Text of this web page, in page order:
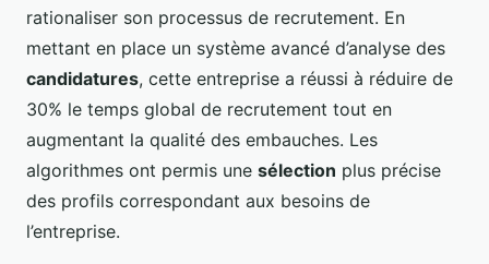
rationaliser son processus de recrutement. En
mettant en place un système avancé d’analyse des
candidatures, cette entreprise a réussi à réduire de
30% le temps global de recrutement tout en
augmentant la qualité des embauches. Les
algorithmes ont permis une sélection plus précise
des profils correspondant aux besoins de
l’entreprise.